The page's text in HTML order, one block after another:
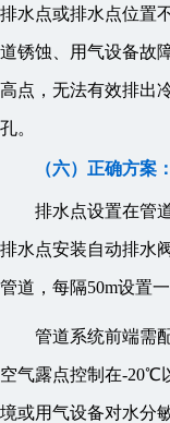
排水点或排水点位置
道锈蚀、用气设备故
高点，无法有效排出
孔。
（六）正确方案
排水点设置在管
排水点安装自动排水
管道，每隔50m设置
管道系统前端需
空气露点控制在-20℃
境或用气设备对水分